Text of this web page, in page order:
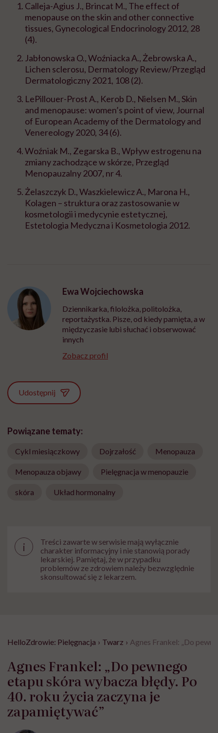
Calleja-Agius J., Brincat M., The effect of
menopause on the skin and other connective
tissues, Gynecological Endocrinology 2012, 28
(4).
Jabłonowska O., Woźniacka A., Żebrowska A.,
Lichen sclerosu, Dermatology Review/Przegląd
Dermatologiczny 2021, 108 (2).
LePillouer-Prost A., Kerob D., Nielsen M., Skin
and menopause: women’s point of view, Journal
of European Academy of the Dermatology and
Venereology 2020, 34 (6).
Woźniak M., Zegarska B., Wpływ estrogenu na
zmiany zachodzące w skórze, Przegląd
Menopauzalny 2007, nr 4.
Żelaszczyk D., Waszkielewicz A., Marona H.,
Kolagen – struktura oraz zastosowanie w
kosmetologii i medycynie estetycznej,
Estetologia Medyczna i Kosmetologia 2012.
Ewa Wojciechowska
Dziennikarka, filolożka, politolożka,
reportażystka. Pisze, od kiedy pamięta, a w
międzyczasie lubi słuchać i obserwować
innych
Zobacz profil
Udostępnij
Powiązane tematy:
Cykl miesiączkowy Dojrzałość Menopauza
Menopauza objawy Pielęgnacja w menopauzie
skóra Układ hormonalny
i
Treści zawarte w serwisie mają wyłącznie
charakter informacyjny i nie stanowią porady
lekarskiej. Pamiętaj, że w przypadku
problemów ze zdrowiem należy bezwzględnie
skonsultować się z lekarzem.
HelloZdrowie: Pielęgnacja › Twarz › Agnes Frankel: „Do
Agnes Frankel: „Do pewnego
etapu skóra wybacza błędy. Po
40. roku życia zaczyna je
zapamiętywać”